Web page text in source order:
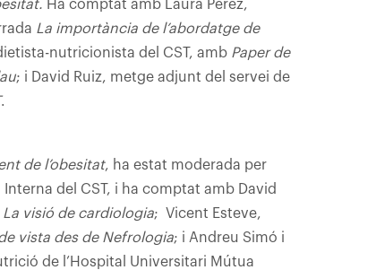
Ha comptat amb Laura Pérez,
La importància de l’abordatge de
nutricionista del CST, amb Paper de
; i David Ruiz, metge adjunt del servei de
.
de l’obesitat, ha estat moderada per
del CST, i ha comptat amb David
La visió de cardiologia; Vicent Esteve,
vista des de Nefrologia; i Andreu Simó i
de l’Hospital Universitari Mútua